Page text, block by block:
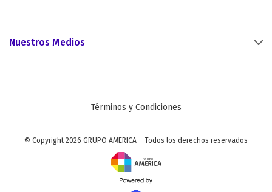
Nuestros Medios
Términos y Condiciones
© Copyright 2026 GRUPO AMERICA – Todos los derechos reservados